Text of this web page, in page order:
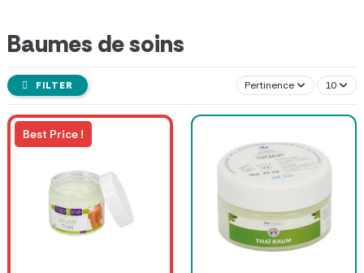
Baumes de soins
FILTER Pertinence 10
Best Price !